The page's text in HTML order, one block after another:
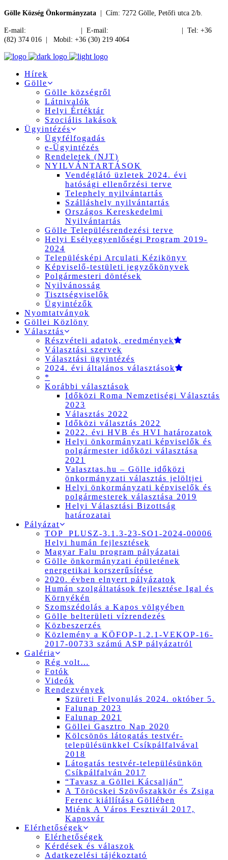
Gölle Község Önkormányzata | Cím: 7272 Gölle, Petőfi utca 2/b.
E-mail: | E-mail:
| Tel: +36
(82) 374 016 | Mobil: +36 (30) 219 4064
Hírek
Gölle
Gölle községről
Látnivalók
Helyi Értéktár
Szociális lakások
Ügyintézés
Ügyfélfogadás
e-Ügyintézés
Rendeletek (NJT)
NYILVÁNTARTÁSOK
Vendéglátó üzletek 2024. évi
hatósági ellenőrzési terve
Telephely nyilvántartás
Szálláshely nyilvántartás
Országos Kereskedelmi
Nyilvántartás
Gölle Településrendezési terve
Helyi Esélyegyenlőségi Program 2019-
2024
Településképi Arculati Kézikönyv
Képviselő-testületi jegyzőkönyvek
Polgármesteri döntések
Nyilvánosság
Tisztségviselők
Ügyintézők
Nyomtatványok
Göllei Közlöny
Választás
Részvételi adatok, eredmények
Választási szervek
Választási ügyintézés
2024. évi általános választások
*
Korábbi választások
Időközi Roma Nemzetiségi Választás
2023
Választás 2022
Időközi választás 2022
2022. évi HVB és HVI határozatok
Helyi önkormányzati képviselők és
polgármester időközi választása
2021
Valasztas.hu – Gölle időközi
önkormányzati választás jelöltjei
Helyi önkormányzati képviselők és
polgármesterek választása 2019
Helyi Választási Bizottság
határozatai
Pályázat
TOP_PLUSZ-3.1.3-23-SO1-2024-00006
Helyi humán fejlesztések
Magyar Falu program pályázatai
Gölle önkormányzati épületének
energetikai korszerűsítése
2020. évben elnyert pályázatok
Humán szolgáltatások fejlesztése Igal és
Környékén
Szomszédolás a Kapos völgyében
Gölle belterületi vízrendezés
Közbeszerzés
Közlemény a KÖFOP-1.2.1-VEKOP-16-
2017-00733 számú ASP pályázatról
Galéria
Rég volt…
Fotók
Videók
Rendezvények
Szüreti Felvonulás 2024. október 5.
Falunap 2023
Falunap 2021
Göllei Gasztro Nap 2020
Kölcsönös látogatás testvér-
településünkkel Csíkpálfalvával
2018
Látogatás testvér-településünkön
Csíkpálfalván 2017
“Tavasz a Göllei Kácsalján”
A Töröcskei Szövőszakkör és Zsiga
Ferenc kiállítása Göllében
Miénk A Város Fesztivál 2017,
Kaposvár
Elérhetőségek
Elérhetőségek
Kérdések és válaszok
Adatkezelési tájékoztató